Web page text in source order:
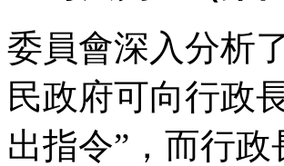
委員會深入分析
民政府可向行政
出指令”，而行